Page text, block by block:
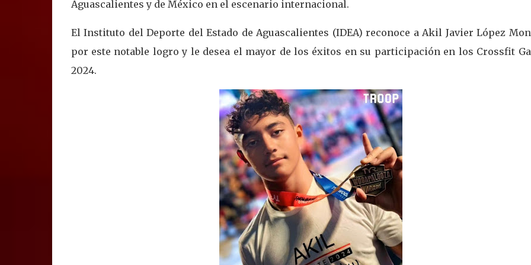
Aguascalientes y de México en el escenario internacional.
El Instituto del Deporte del Estado de Aguascalientes (IDEA) reconoce a Akil Javier López
por este notable logro y le desea el mayor de los éxitos en su participación en los Crossfit
2024.